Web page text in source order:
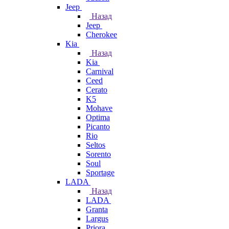
Jeep
Назад
Jeep
Cherokee
Kia
Назад
Kia
Carnival
Ceed
Cerato
K5
Mohave
Optima
Picanto
Rio
Seltos
Sorento
Soul
Sportage
LADA
Назад
LADA
Granta
Largus